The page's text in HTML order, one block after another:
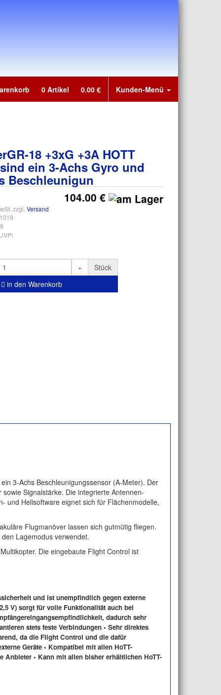
0 Artikel 0.00 € Kunden-Menü
18 +3xG +3A HOTT
ein 3-Achs Gyro und
Beschleunigun
zzgl. Versand
104.00 €
Stück
in den Warenkorb
3-Achs Beschleunigungssensor (A-Meter). Der
Signalstärke. Die integrierte Antennen-
und Helisoftware eignet sich für Flächenmodelle,
Flugmanöver lassen sich gutmütig fliegen.
Lagemodus verwendet.
Die eingebaute Flight Control ist
und ist unempfindlich gegen externe
V) sorgt für volle Funktionalität auch bei
dadurch sehr
stets feste Verbindungen • Sehr direktes
da die Flight Control und die dafür
Geräte • Kompatibel mit allen HoTT-
Anbieter • Kann mit allen bisher erhältlichen HoTT-